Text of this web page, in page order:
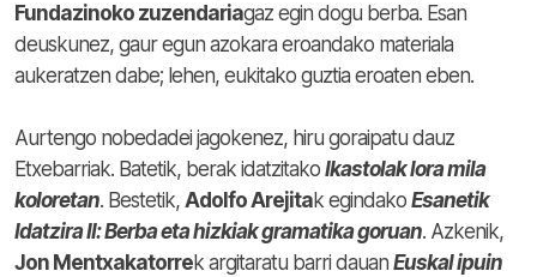
Fundazinoko zuzendariagaz egin dogu berba. Esan
deuskunez, gaur egun azokara eroandako materiala
aukeratzen dabe; lehen, eukitako guztia eroaten eben.
Aurtengo nobedadei jagokenez, hiru goraipatu dauz
Etxebarriak. Batetik, berak idatzitako Ikastolak lora mila
koloretan. Bestetik, Adolfo Arejitak egindako Esanetik
Idatzira II: Berba eta hizkiak gramatika goruan. Azkenik,
Jon Mentxakatorrek argitaratu barri dauan Euskal ipuin